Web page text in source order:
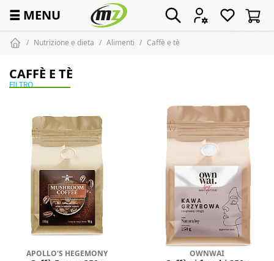
☰ MENU
Nutrizione e dieta Alimenti Caffè e tè
CAFFÈ E TÈ
FILTRO
APOLLO'S HEGEMONY OWNWAI